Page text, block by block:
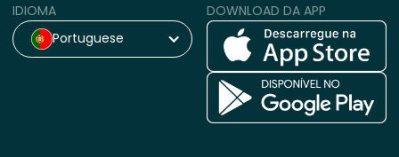
IDIOMA
Portuguese
DOWNLOAD DA APP